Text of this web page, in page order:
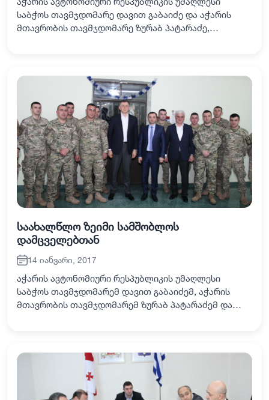
საბჭოს თავმჯდომარე დავით გაბაიძე და აჭარის
მთავრობის თავმჯდომარე ზურაბ პატარაძე,
საახალწლო ზეიმი სამშობლოს
დამცველებთან
14 იანვარი, 2017
აჭარის ავტონომიური რესპუბლიკის უმაღლესი
საბჭოს თავმჯდომარემ დავით გაბაიძემ, აჭარის
მთავრობის თავმჯდომარემ ზურაბ პატარაძემ და